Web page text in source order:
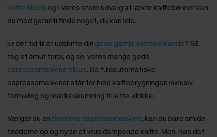
kaffe tilbud, og i vores store udvalg af lækre kaffebønner kan
du med garanti finde noget, du kan lide.
Er det tid til at udskifte din gode gamle stempelkande? Så
tag et smut forbi, og se, vores mange gode
espressomaskine tilbud. De fuldautomatiske
espressomaskiner står for hele kaffebrygningen inklusiv
formaling og mælkeskumning til latte-drikke.
Vælger du en Siemens espressomaskine, kan du bare smide
fødderne op og nyde et krus dampende kaffe. Men, hvis det